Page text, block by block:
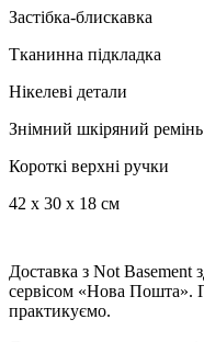
Застібка-блискавка
Тканинна підкладка
Нікелеві детали
Знімний шкіряний
Короткі верхні ручки
42 х 30 х 18 см
Доставка з Not Basement
сервісом «Нова Пошта».
практикуємо.